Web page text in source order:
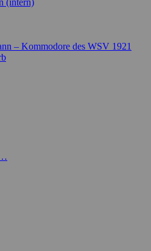
– Kommodore des WSV 1921